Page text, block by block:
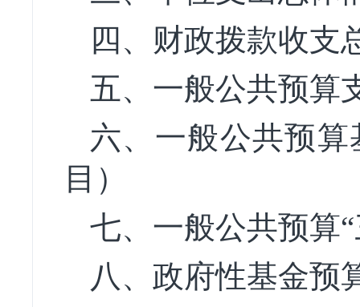
四、财政拨款收支
五、一般公共预算
六、一般公共预
目）
七、一般公共预算
八、政府性基金预